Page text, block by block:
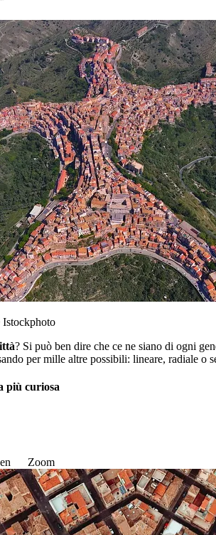
? Si può ben dire che ce ne siano di ogni
per mille altre possibili: lineare, radiale
più curiosa
Zoom